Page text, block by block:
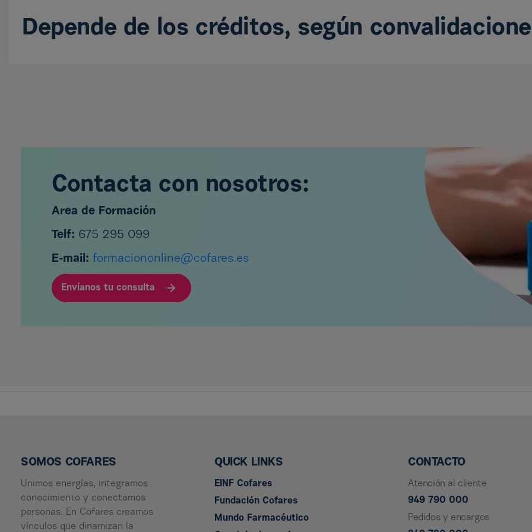
Depende de los créditos, según
Contacta con nosotros:
Area de Formación
Telf: 675 295 099
E-mail: formaciononline@cofares.es
Envíanos tu consulta
SOMOS COFARES
Unimos energías, integramos
conocimiento y conectamos
personas. En Cofares creamos
vínculos que dinamizan la
QUICK LINKS
EINF Cofares
Fundación Cofares
Mundo Farmacéutico
CONTACTO
Atención al cliente
949 790 000
Pedidos y encargos